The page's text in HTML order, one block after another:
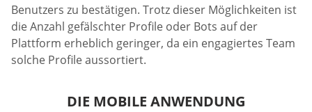
Benutzers zu bestätigen. Trotz dieser Möglichkeiten ist
die Anzahl gefälschter Profile oder Bots auf der
Plattform erheblich geringer, da ein engagiertes Team
solche Profile aussortiert.
DIE MOBILE ANWENDUNG